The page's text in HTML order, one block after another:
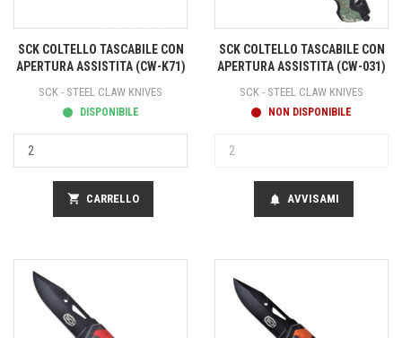
SCK COLTELLO TASCABILE CON
APERTURA ASSISTITA (CW-K71)
SCK - STEEL CLAW KNIVES
DISPONIBILE
shopping_cart CARRELLO
SCK COLTELLO TASCABILE CON
APERTURA ASSISTITA (CW-031)
SCK - STEEL CLAW KNIVES
NON DISPONIBILE
notifications AVVISAMI